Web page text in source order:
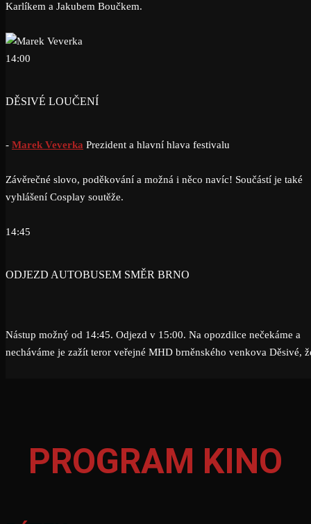
Karlíkem a Jakubem Boučkem.
14:00
DĚSIVÉ LOUČENÍ
- Marek Veverka Prezident a hlavní hlava festivalu
Závěrečné slovo, poděkování a možná i něco navíc! Součástí je také
vyhlášení Cosplay soutěže.
14:45
ODJEZD AUTOBUSEM SMĚR BRNO
Nástup možný od 14:45. Odjezd v 15:00. Na opozdilce nečekáme a
necháváme je zažít teror veřejné MHD brněnského venkova Děsivé,
PROGRAM KINO